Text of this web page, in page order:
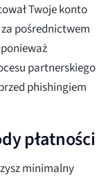
Twoje konto
pośrednictwem
partnerskiego
phishingiem
płatności
minimalny